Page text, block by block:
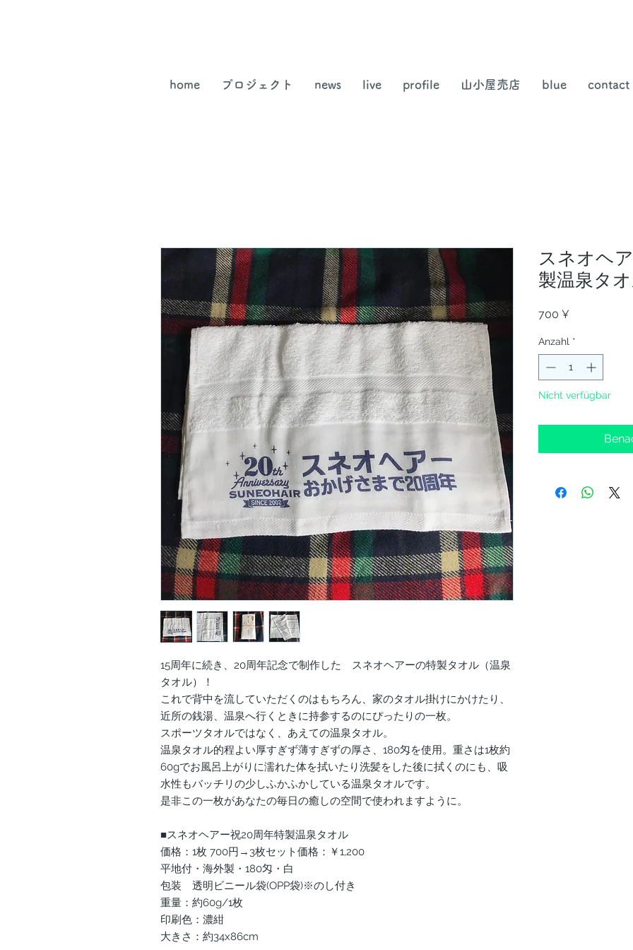
home プロジェクト news live profile 山小屋売店 blue contact
15周年に続き、20周年記念で制作した スネオヘアーの特製タオル（温泉
タオル）！
これで背中を流していただくのはもちろん、家のタオル掛けにかけたり、
近所の銭湯、温泉へ行くときに持参するのにぴったりの一枚。
スポーツタオルではなく、あえての温泉タオル。
温泉タオル的程よい厚すぎず薄すぎずの厚さ、180匁を使用。重さは1枚約
60gでお風呂上がりに濡れた体を拭いたり洗髪をした後に拭くのにも、吸
水性もバッチリの少しふかふかしている温泉タオルです。
是非この一枚があなたの毎日の癒しの空間で使われますように。
■スネオヘアー祝20周年特製温泉タオル
価格：1枚 700円→3枚セット価格：￥1,200
平地付・海外製・180匁・白
包装 透明ビニール袋(OPP袋)※のし付き
重量：約60g/1枚
印刷色：濃紺
大きさ：約34x86cm
スネオヘ
製温泉タ
700 ¥
Anzahl *
Nicht verfügbar